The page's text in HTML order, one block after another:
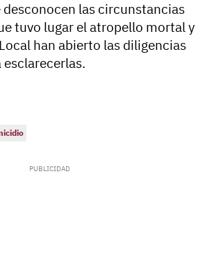
desconocen las circunstancias
tuvo lugar el atropello mortal y
han abierto las diligencias